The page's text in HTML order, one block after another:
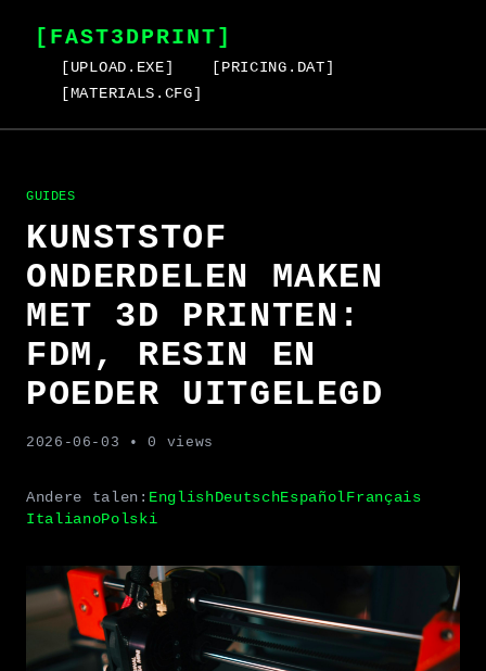
[FAST3DPRINT]
[UPLOAD.EXE]
[PRICING.DAT]
[MATERIALS.CFG]
GUIDES
KUNSTSTOF
ONDERDELEN MAKEN
MET 3D PRINTEN:
FDM, RESIN EN
POEDER UITGELEGD
2026-06-03 • 0 views
Andere talen: EnglishDeutschEspañolFrançais
ItalianoPolski